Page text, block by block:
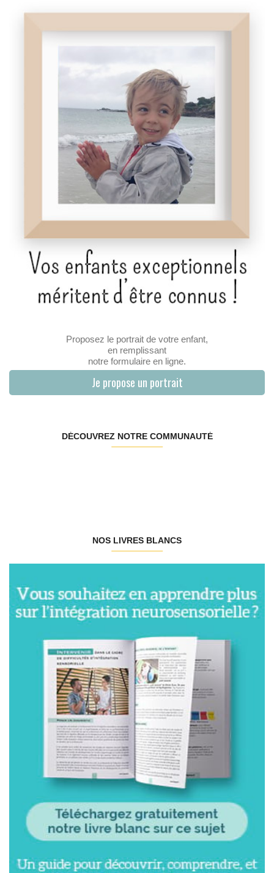
Proposez le portrait de votre enfant,
en remplissant
notre formulaire en ligne.
Je propose un portrait
DÉCOUVREZ NOTRE COMMUNAUTÉ
NOS LIVRES BLANCS